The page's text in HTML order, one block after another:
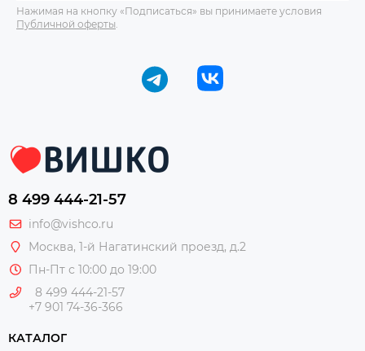
Нажимая на кнопку «Подписаться» вы принимаете условия
Публичной оферты
8 499 444-21-57
info@vishco.ru
Москва, 1-й Нагатинский проезд, д.2
Пн-Пт с 10:00 до 19:00
8 499 444-21-57
+7 901 74-36-366
КАТАЛОГ